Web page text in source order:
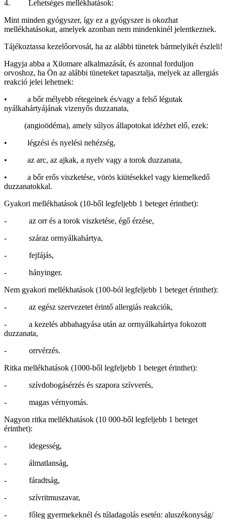
4. Lehetséges mellékhatások:
Mint minden gyógyszer, így ez a gyógyszer is okozhat
mellékhatásokat, amelyek azonban nem mindenkinél jelentkeznek.
Tájékoztassa kezelőorvosát, ha az alábbi tünetek bármelyikét észleli!
Hagyja abba a Xilomare alkalmazását, és azonnal forduljon
orvoshoz, ha Ön az alábbi tüneteket tapasztalja, melyek az allergiás
reakció jelei lehetnek:
• a bőr mélyebb rétegeinek és/vagy a felső légutak
nyálkahártyájának vizenyős duzzanata,
(angioödéma), amely súlyos állapotokat idézhet elő, ezek:
• légzési és nyelési nehézség,
• az arc, az ajkak, a nyelv vagy a torok duzzanata,
• a bőr erős viszketése, vörös kiütésekkel vagy kiemelkedő
duzzanatokkal.
Gyakori mellékhatások (10-ből legfeljebb 1 beteget érinthet):
- az orr és a torok viszketése, égő érzése,
- száraz orrnyálkahártya,
- fejfájás,
- hányinger.
Nem gyakori mellékhatások (100-ból legfeljebb 1 beteget érinthet):
- az egész szervezetet érintő allergiás reakciók,
- a kezelés abbahagyása után az orrnyálkahártya fokozott
duzzanata,
- orrvérzés.
Ritka mellékhatások (1000-ből legfeljebb 1 beteget érinthet):
- szívdobogásérzés és szapora szívverés,
- magas vérnyomás.
Nagyon ritka mellékhatások (10 000-ből legfeljebb 1 beteget
érinthet):
- idegesség,
- álmatlanság,
- fáradtság,
- szívritmuszavar,
- főleg gyermekeknél és túladagolás esetén: aluszékonyság/